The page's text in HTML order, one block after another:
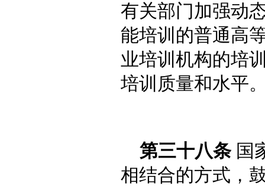
有关部门加强动
能培训的普通高
业培训机构的培
培训质量和水平
第三十八条国
相结合的方式，